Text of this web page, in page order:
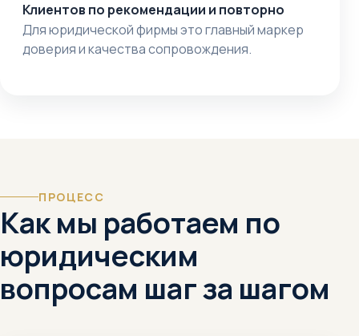
Клиентов по рекомендации и повторно
Для юридической фирмы это главный маркер
доверия и качества сопровождения.
ПРОЦЕСС
Как мы работаем по
юридическим
вопросам шаг за шагом